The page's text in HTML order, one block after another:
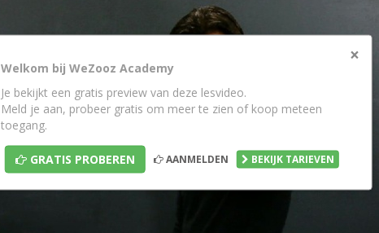
×
Welkom bij WeZooz Academy
Je bekijkt een gratis preview van deze lesvideo.
Meld je aan, probeer gratis om meer te zien of koop meteen
toegang.
GRATIS PROBEREN AANMELDEN BEKIJK TARIEVEN